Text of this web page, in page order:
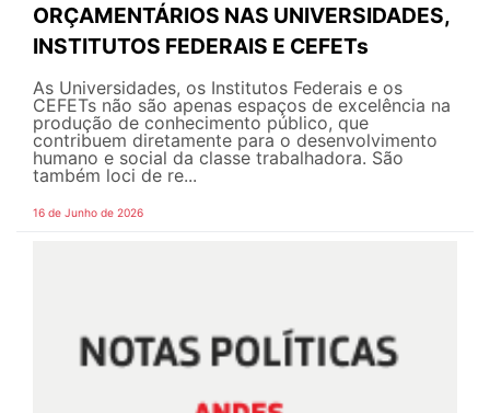
ORÇAMENTÁRIOS NAS UNIVERSIDADES,
INSTITUTOS FEDERAIS E CEFETs
As Universidades, os Institutos Federais e os
CEFETs não são apenas espaços de excelência na
produção de conhecimento público, que
contribuem diretamente para o desenvolvimento
humano e social da classe trabalhadora. São
também loci de re...
16 de Junho de 2026